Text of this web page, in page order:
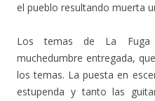
el pueblo resultando muerta
Los temas de La Fuga
muchedumbre entregada,
los temas. La puesta en
estupenda y tanto las